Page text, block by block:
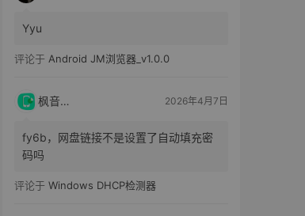
Yyu
评论于 Android JM浏览器_v1.0.0
枫音应用 2026年4月7日
fy6b，网盘链接不是设置了自动填充密
码吗
评论于 Windows DHCP检测器